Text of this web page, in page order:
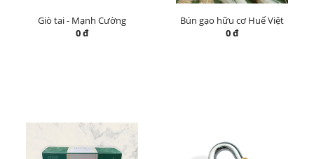
Giò tai - Mạnh Cường
0 đ
Bún gạo hữu cơ Huế Việt
0 đ